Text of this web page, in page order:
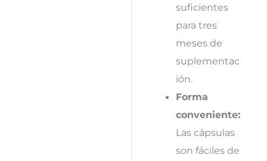
suficientes
para tres
meses de
suplementac
ión.
Forma
conveniente:
Las cápsulas
son fáciles de